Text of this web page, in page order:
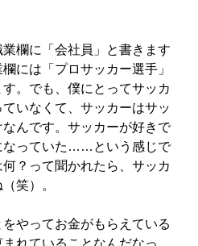
欄に「会社員」と書きます
には「プロサッカー選手」
。でも、僕にとってサッカ
いなくて、サッカーはサッ
んです。サッカーが好きで
なっていた……という感じで
？って聞かれたら、サッカ
笑）。
やってお金がもらえている